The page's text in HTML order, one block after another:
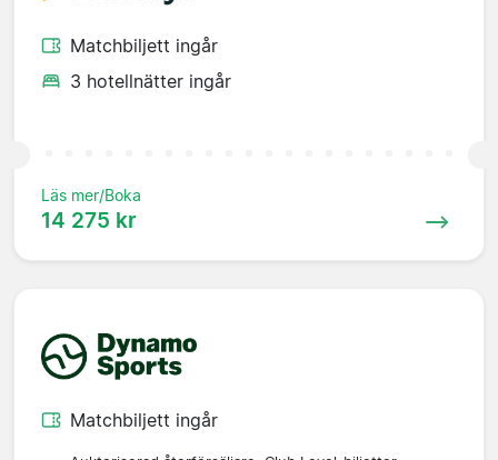
Matchbiljett ingår
3 hotellnätter ingår
Läs mer/Boka
14 275 kr
Matchbiljett ingår